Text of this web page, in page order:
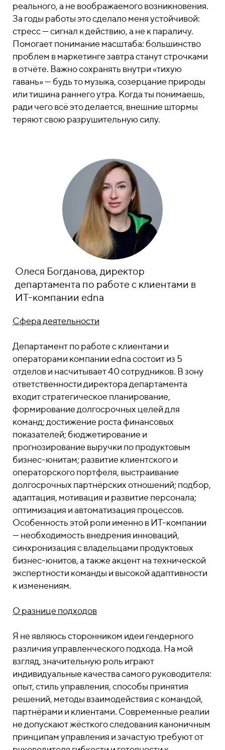
реального, а не воображаемого возникновения.
За годы работы это сделало меня устойчивой:
стресс — сигнал к действию, а не к параличу.
Помогает понимание масштаба: большинство
проблем в маркетинге завтра станут строчками
в отчёте. Важно сохранять внутри «тихую
гавань» — будь то музыка, созерцание природы
или тишина раннего утра. Когда ты понимаешь,
ради чего всё это делается, внешние штормы
теряют свою разрушительную силу.
Олеся Богданова, директор
департамента по работе с клиентами в
ИТ-компании edna
Сфера деятельности
Департамент по работе с клиентами и
операторами компании edna состоит из 5
отделов и насчитывает 40 сотрудников. В зону
ответственности директора департамента
входит стратегическое планирование,
формирование долгосрочных целей для
команд; достижение роста финансовых
показателей; бюджетирование и
прогнозирование выручки по продуктовым
бизнес-юнитам; развитие клиентского и
операторского портфеля, выстраивание
долгосрочных партнёрских отношений; подбор,
адаптация, мотивация и развитие персонала;
оптимизация и автоматизация процессов.
Особенность этой роли именно в ИТ-компании
— необходимость внедрения инноваций,
синхронизация с владельцами продуктовых
бизнес-юнитов, а также акцент на технической
экспертности команды и высокой адаптивности
к изменениям.
О разнице подходов
Я не являюсь сторонником идеи гендерного
различия управленческого подхода. На мой
взгляд, значительную роль играют
индивидуальные качества самого руководителя:
опыт, стиль управления, способы принятия
решений, методы взаимодействия с командой,
партнёрами и клиентами. Современные реалии
не допускают жёсткого следования каноничным
принципам управления и зачастую требуют от